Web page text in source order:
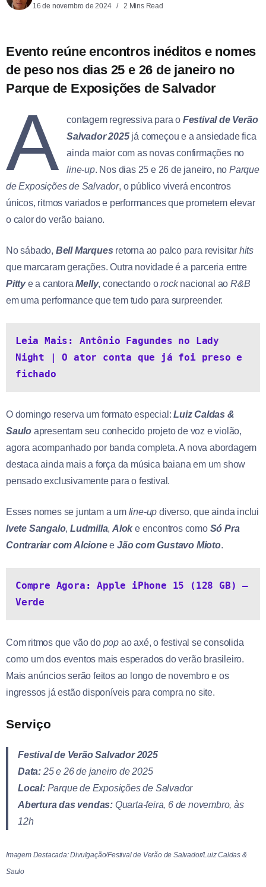
16 de novembro de 2024 2 Mins Read
Evento reúne encontros inéditos e nomes
de peso nos dias 25 e 26 de janeiro no
Parque de Exposições de Salvador
A contagem regressiva para o Festival de Verão
Salvador 2025já começou e a ansiedade fica
ainda maior com as novas confirmações no
line-up. Nos dias 25 e 26 de janeiro, noParque
de Exposições de Salvador, o público viverá encontros
únicos, ritmos variados e performances que prometem elevar
o calor do verão baiano.
No sábado, Bell Marques retorna ao palco para revisitar hits
que marcaram gerações. Outra novidade é a parceria entre
Pittye a cantoraMelly, conectando orocknacional aoR&B
em uma performance que tem tudo para surpreender.
Leia Mais: Antônio Fagundes no Lady
Night | O ator conta que já foi preso e
fichado
O domingo reserva um formato especial:Luiz Caldas &
Saulo apresentam seu conhecido projeto de voz e violão,
agora acompanhado por banda completa. A nova abordagem
destaca ainda mais a força da música baiana em um show
pensado exclusivamente para o festival.
Esses nomes se juntam a um line-up diverso, que ainda inclui
Ivete Sangalo,Ludmilla,Aloke encontros como Só Pra
Contrariar com AlcioneeJão com Gustavo Mioto.
Compre Agora: Apple iPhone 15 (128 GB) —
Verde
Com ritmos que vão do pop ao axé, o festival se consolida
como um dos eventos mais esperados do verão brasileiro.
Mais anúncios serão feitos ao longo de novembro e os
ingressos já estão disponíveis para compra no site.
Serviço
Festival de Verão Salvador 2025
Data: 25 e 26 de janeiro de 2025
Local:Parque de Exposições de Salvador
Abertura das vendas: Quarta-feira, 6 de novembro, às
12h
Imagem Destacada: Divulgação/Festival de Verão de Salvador/Luiz Caldas &
Saulo